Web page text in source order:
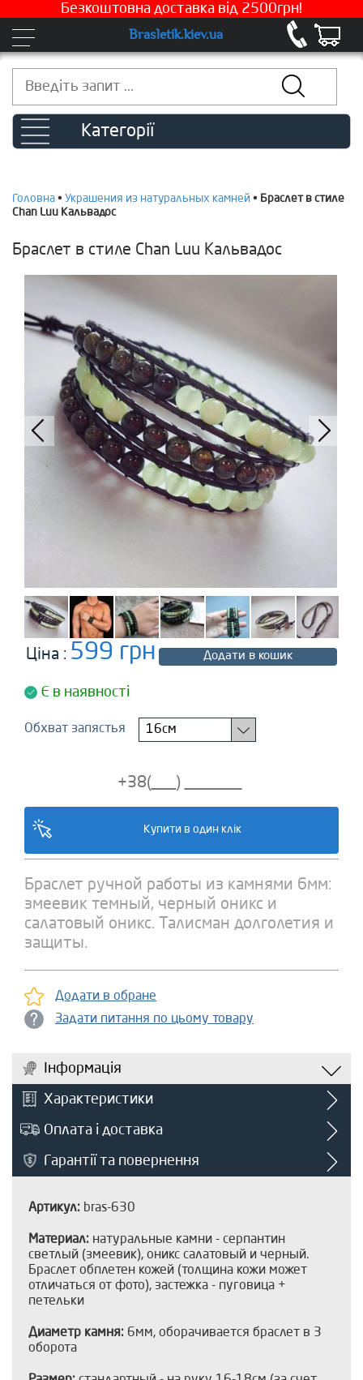
Безкоштовна доставка від 2500грн!
Brasletik.kiev.ua
Категорії
Головна • Украшения из натуральных камней • Браслет в стиле
Chan Luu Кальвадос
Браслет в стиле Chan Luu Кальвадос
Ціна : 599 грн Додати в кошик
Є в наявності
Обхват запястья 16см
Браслет ручной работы из камнями 6мм:
змеевик темный, черный оникс и
салатовый оникс. Талисман долголетия и
защиты.
Додати в обране
Задати питання по цьому товару
Інформація
Характеристики
Оплата і доставка
Гарантії та повернення
Артикул: bras-630
Материал: натуральные камни - серпантин
светлый (змеевик), оникс салатовый и черный.
Браслет обплетен кожей (толщина кожи может
отличаться от фото), застежка - пуговица +
петельки
Диаметр камня: 6мм, оборачивается браслет в 3
оборота